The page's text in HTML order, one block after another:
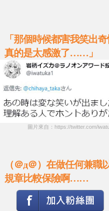
「那個時候都害我笑出
真的是太感激了……」
圖片來自：https://twitter.com/
（＠д＠）在做任何兼
規章比較保險啊……